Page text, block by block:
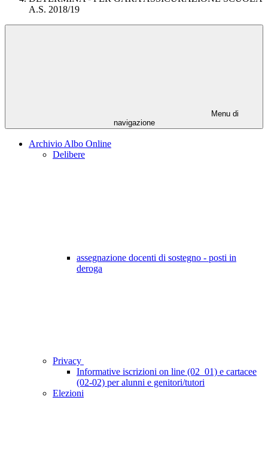
A.S. 2018/19
Menu di
navigazione
Archivio Albo Online
Delibere
assegnazione docenti di sostegno - posti in
deroga
Privacy
Informative iscrizioni on line (02_01) e cartacee
(02-02) per alunni e genitori/tutori
Elezioni